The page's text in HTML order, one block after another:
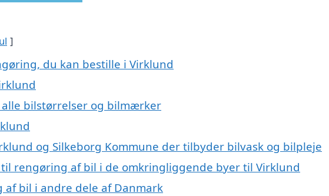
du kan bestille i Virklund
bilstørrelser og bilmærker
og Silkeborg Kommune der tilbyder bilvask og bilpleje
rengøring af bil i de omkringliggende byer til Virklund
bil i andre dele af Danmark